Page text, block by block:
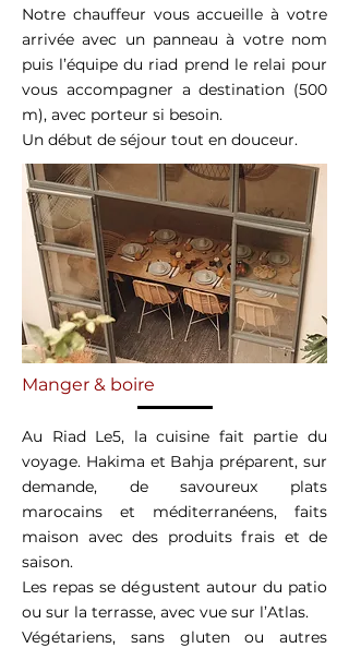
Notre chauffeur vous accueille à votre
arrivée avec un panneau à votre nom
puis l’équipe du riad prend le relai pour
vous accompagner a destination (500
m), avec porteur si besoin.
Un début de séjour tout en douceur.
Manger & boire
Au Riad Le5, la cuisine fait partie du
voyage. Hakima et Bahja préparent, sur
demande, de savoureux plats
marocains et méditerranéens, faits
maison avec des produits frais et de
saison.
Les repas se dégustent autour du patio
ou sur la terrasse, avec vue sur l’Atlas.
Végétariens, sans gluten ou autres